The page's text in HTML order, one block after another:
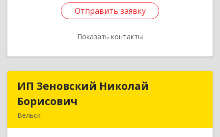
Отправить заявку
Показать контакты
Отправить заявку
Назад
ИП Зеновский Николай
Борисович
Вельск
ИП Зеновский Николай